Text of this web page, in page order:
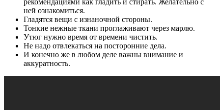
рекомендациями как гладить и стирать. Желательно с
ней ознакомиться.
Гладятся вещи с изнаночной стороны.
Тонкие нежные ткани проглаживают через марлю.
Утюг нужно время от времени чистить.
Не надо отвлекаться на посторонние дела.
И конечно же в любом деле важны внимание и
аккуратность.